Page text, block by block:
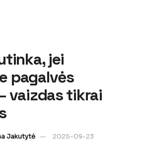
jei
pagalvės
vaizdas tikrai
Jakutytė 2025-09-23